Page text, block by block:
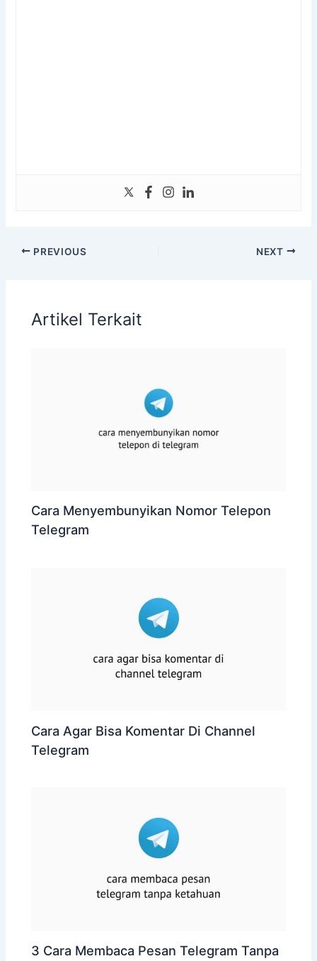
PREVIOUS NEXT
Artikel Terkait
Cara Menyembunyikan Nomor Telepon
Telegram
Cara Agar Bisa Komentar Di Channel
Telegram
3 Cara Membaca Pesan Telegram Tanpa